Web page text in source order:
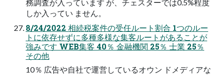
務調査が入っています が、チェスターでは0.5%程度
しか入ってい ません。
8/24/2022 相続税案件の受任ルート割合 1つのルー
トに依存せずに多種多様な集客ルートがあることが
強みです WEB集客 40％ 金融機関 25％ 士業 25％
その他
10％ 広告や自社で運営しているオウン ドメディアな